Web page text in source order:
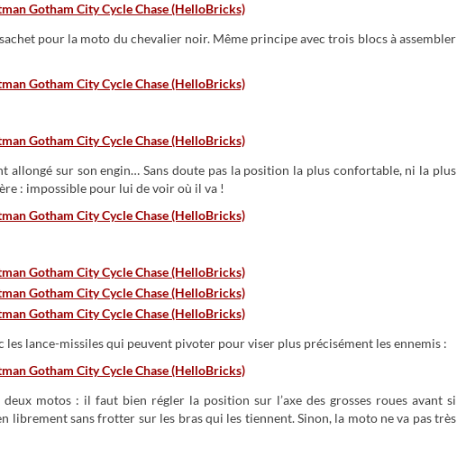
pour la moto du chevalier noir. Même principe avec trois blocs à assembler
allongé sur son engin… Sans doute pas la position la plus confortable, ni la plus
: impossible pour lui de voir où il va !
les lance-missiles qui peuvent pivoter pour viser plus précisément les ennemis :
motos : il faut bien régler la position sur l’axe des grosses roues avant si
librement sans frotter sur les bras qui les tiennent. Sinon, la moto ne va pas très